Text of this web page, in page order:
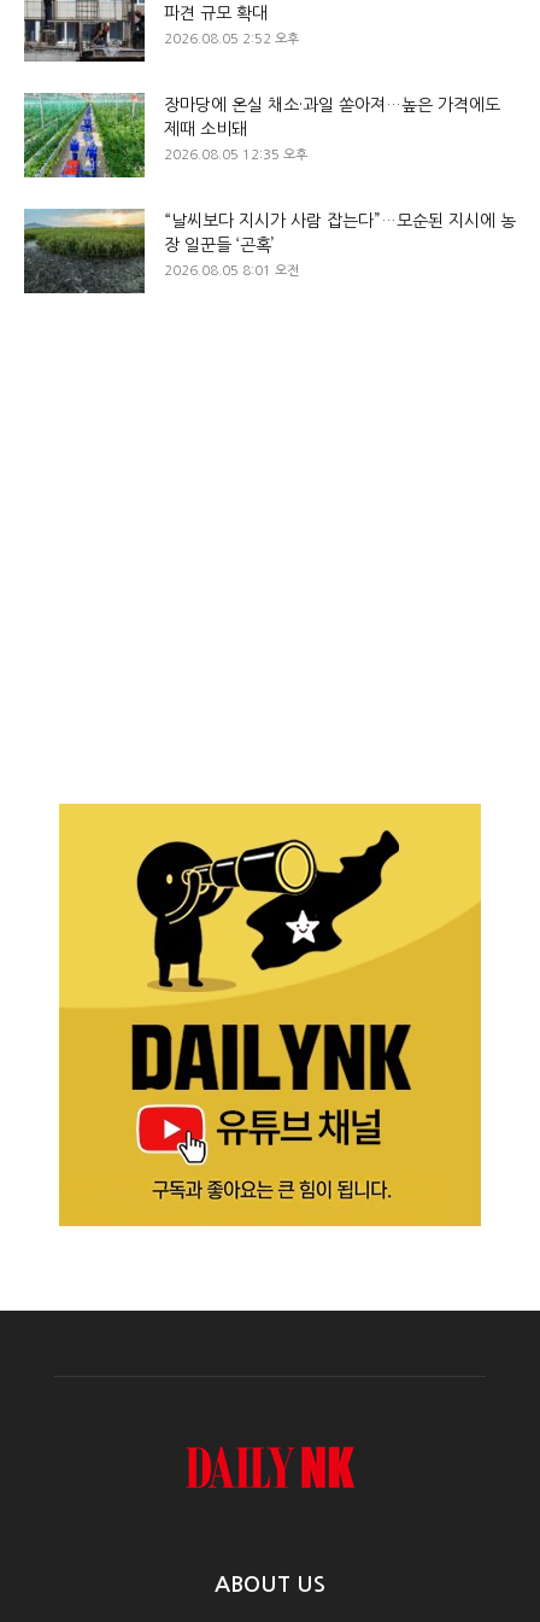
파견 규모 확대
2026.08.05 2:52 오후
장마당에 온실 채소·과일 쏟아져…높은 가격에도
제때 소비돼
2026.08.05 12:35 오후
“날씨보다 지시가 사람 잡는다”…모순된 지시에 농
장 일꾼들 ‘곤혹’
2026.08.05 8:01 오전
ABOUT US